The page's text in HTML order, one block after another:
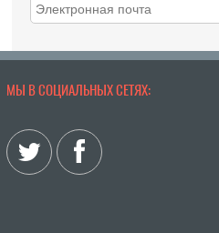
МЫ В СОЦИАЛЬНЫХ СЕТЯХ: